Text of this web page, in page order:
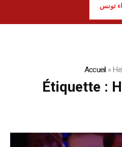
تونس
Accueil »
Étiquette :